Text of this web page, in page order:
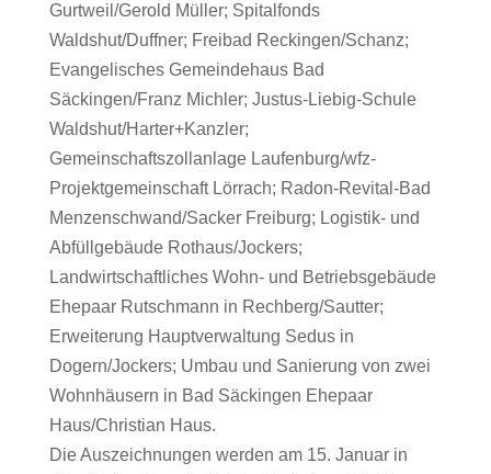
Gurtweil/Gerold Müller; Spitalfonds
Waldshut/Duffner; Freibad Reckingen/Schanz;
Evangelisches Gemeindehaus Bad
Säckingen/Franz Michler; Justus-Liebig-Schule
Waldshut/Harter+Kanzler;
Gemeinschaftszollanlage Laufenburg/wfz-
Projektgemeinschaft Lörrach; Radon-Revital-Bad
Menzenschwand/Sacker Freiburg; Logistik- und
Abfüllgebäude Rothaus/Jockers;
Landwirtschaftliches Wohn- und Betriebsgebäude
Ehepaar Rutschmann in Rechberg/Sautter;
Erweiterung Hauptverwaltung Sedus in
Dogern/Jockers; Umbau und Sanierung von zwei
Wohnhäusern in Bad Säckingen Ehepaar
Haus/Christian Haus.
Die Auszeichnungen werden am 15. Januar in